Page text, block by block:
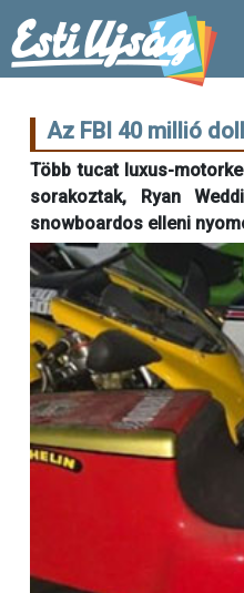
Az FBI 40 millió
Több tucat luxus-
sorakoztak, Ryan
snowboardos elleni